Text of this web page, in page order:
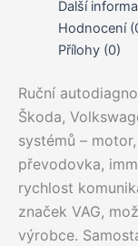
Další
Hodnocení
Přílohy (0)
Ruční
Škoda,
systémů – motor,
převodovka,
rychlost
značek VAG,
výrobce.